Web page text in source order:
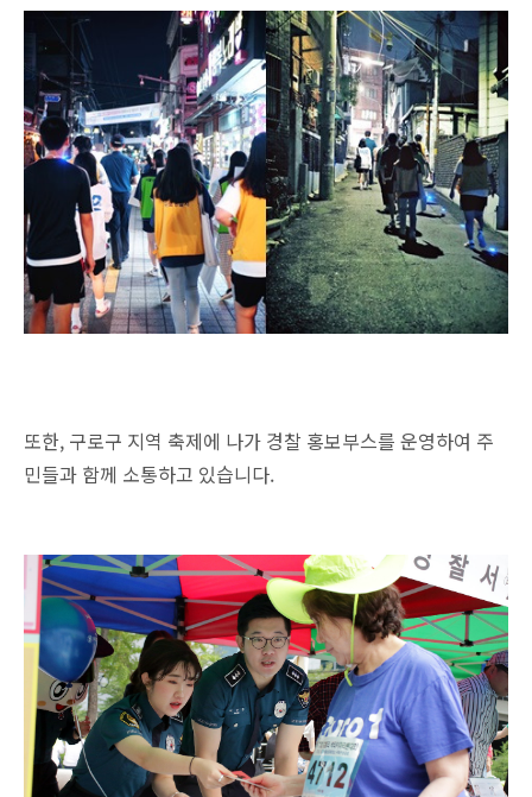
또한, 구로구 지역 축제에 나가 경찰 홍보부스를 운영하여 주
민들과 함께 소통하고 있습니다.